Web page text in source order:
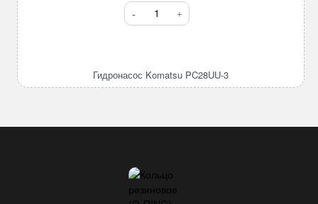
Количество
товара
3
Гидронасос Komatsu PC28UU-3